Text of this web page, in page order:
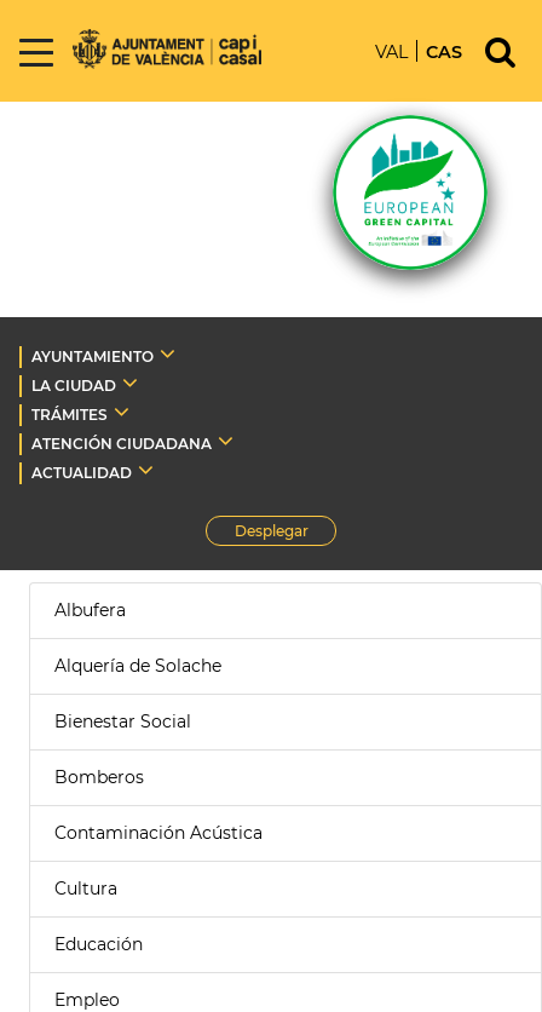
VAL CAS
AYUNTAMIENTO
LA CIUDAD
TRÁMITES
ATENCIÓN CIUDADANA
ACTUALIDAD
Desplegar
Albufera
Alquería de Solache
Bienestar Social
Bomberos
Contaminación Acústica
Cultura
Educación
Empleo